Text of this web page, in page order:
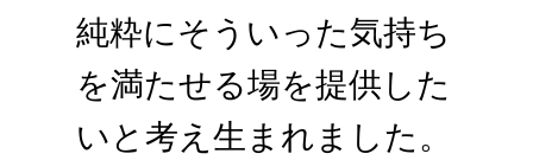
純粋にそういった気持ち
を満たせる場を提供した
いと考え生まれました。